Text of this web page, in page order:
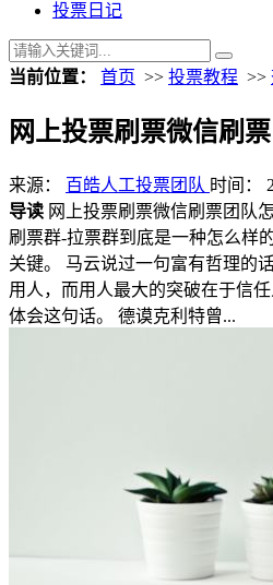
投票日记
当前位置： 首页 >> 投票教程 >>
网上投票刷票微信刷
来源： 百皓人工投票团队 时间：
导读 网上投票刷票微信刷票团队
刷票群-拉票群到底是一种怎么样
关键。 马云说过一句富有哲理的
用人，而用人最大的突破在于信
体会这句话。 德谟克利特曾...